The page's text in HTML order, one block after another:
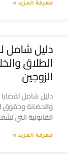
معرفة المزيد »
دليل شامل
الطلاق
الزوجين
دليل شامل
والحضانة وحقوق
القانونية التي
معرفة المزيد »